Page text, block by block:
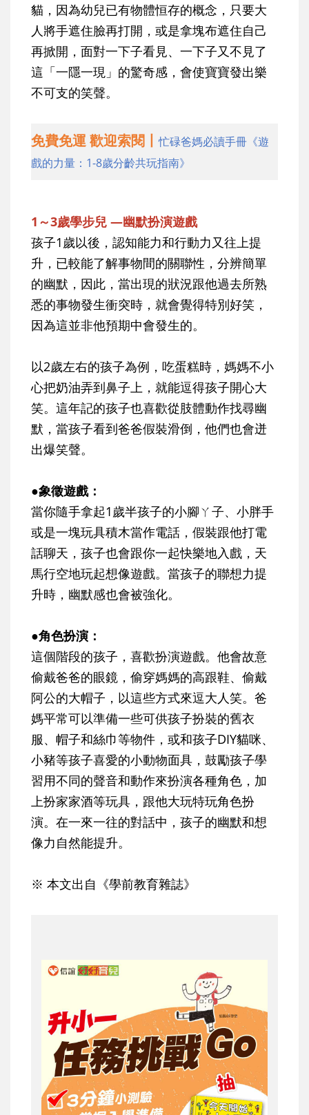
貓，因為幼兒已有物體恒存的概念，只要大
人將手遮住臉再打開，或是拿塊布遮住自己
再掀開，面對一下子看見、一下子又不見了
這「一隱一現」的驚奇感，會使寶寶發出樂
不可支的笑聲。
免費免運 歡迎索閱丨忙碌爸媽必讀手冊《遊
戲的力量：1-8歲分齡共玩指南》
1～3歲學步兒 —幽默扮演遊戲
孩子1歲以後，認知能力和行動力又往上提
升，已較能了解事物間的關聯性，分辨簡單
的幽默，因此，當出現的狀況跟他過去所熟
悉的事物發生衝突時，就會覺得特別好笑，
因為這並非他預期中會發生的。
以2歲左右的孩子為例，吃蛋糕時，媽媽不小
心把奶油弄到鼻子上，就能逗得孩子開心大
笑。這年記的孩子也喜歡從肢體動作找尋幽
默，當孩子看到爸爸假裝滑倒，他們也會迸
出爆笑聲。
●象徵遊戲：
當你隨手拿起1歲半孩子的小腳ㄚ子、小胖手
或是一塊玩具積木當作電話，假裝跟他打電
話聊天，孩子也會跟你一起快樂地入戲，天
馬行空地玩起想像遊戲。當孩子的聯想力提
升時，幽默感也會被強化。
●角色扮演：
這個階段的孩子，喜歡扮演遊戲。他會故意
偷戴爸爸的眼鏡，偷穿媽媽的高跟鞋、偷戴
阿公的大帽子，以這些方式來逗大人笑。爸
媽平常可以準備一些可供孩子扮裝的舊衣
服、帽子和絲巾等物件，或和孩子DIY貓咪、
小豬等孩子喜愛的小動物面具，鼓勵孩子學
習用不同的聲音和動作來扮演各種角色，加
上扮家家酒等玩具，跟他大玩特玩角色扮
演。在一來一往的對話中，孩子的幽默和想
像力自然能提升。
※ 本文出自《學前教育雜誌》